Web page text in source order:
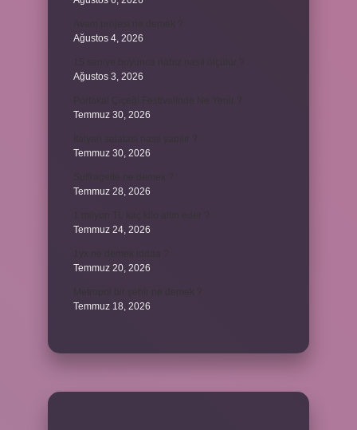
Ağustos 4, 2026
Ağustos 3, 2026
Temmuz 30, 2026
Temmuz 30, 2026
Temmuz 28, 2026
Temmuz 24, 2026
Temmuz 20, 2026
Temmuz 18, 2026